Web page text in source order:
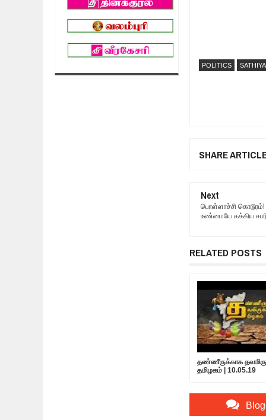
POLITICS
SHARE
Next
பொள்ளாச்சி
உண்மையே கக்கிய சபரி,
RELATED POSTS
தண்ணீருக்காக
தமிழகம் | 10.05.19